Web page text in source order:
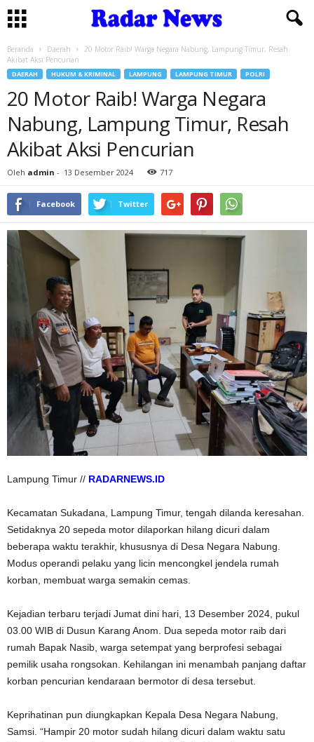
Beranda Daerah
20 Motor Raib! Warga Negara Nabung, Lampung Timur, Resah
Akibat Aksi Pencurian
DAERAH HUKUM & KRIMINAL LAMPUNG LAMPUNG TIMUR POLRI
20 Motor Raib! Warga Negara
Nabung, Lampung Timur, Resah
Akibat Aksi Pencurian
Oleh admin - 13 Desember 2024 717
Facebook Twitter
Lampung Timur // RADARNEWS.ID
Kecamatan Sukadana, Lampung Timur, tengah dilanda keresahan.
Setidaknya 20 sepeda motor dilaporkan hilang dicuri dalam
beberapa waktu terakhir, khususnya di Desa Negara Nabung.
Modus operandi pelaku yang licin mencongkel jendela rumah
korban, membuat warga semakin cemas.
Kejadian terbaru terjadi Jumat dini hari, 13 Desember 2024, pukul
03.00 WIB di Dusun Karang Anom. Dua sepeda motor raib dari
rumah Bapak Nasib, warga setempat yang berprofesi sebagai
pemilik usaha rongsokan. Kehilangan ini menambah panjang daftar
korban pencurian kendaraan bermotor di desa tersebut.
Keprihatinan pun diungkapkan Kepala Desa Negara Nabung,
Samsi. “Hampir 20 motor sudah hilang dicuri dalam waktu satu